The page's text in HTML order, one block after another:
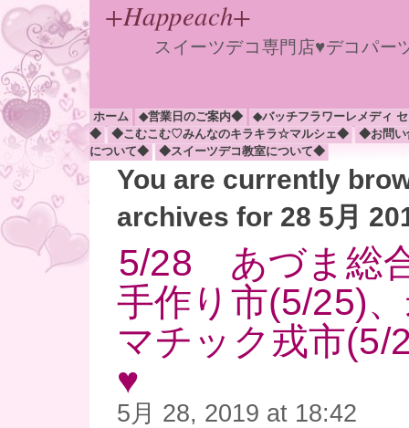
+Happeach+
スイーツデコ専門店♥デコパ
ホーム ◆営業日のご案内◆
◆バッチフラワーレメディ
◆
◆こむこむ♡みんなのキラキラ☆マルシェ◆
◆お問
について◆
◆スイーツデコ教室について◆
You are currently
archives for 28 5月
5/28 あづま総
手作り市(5/25)
マチック戎市(5/
♥
5月 28, 2019 at 18:42